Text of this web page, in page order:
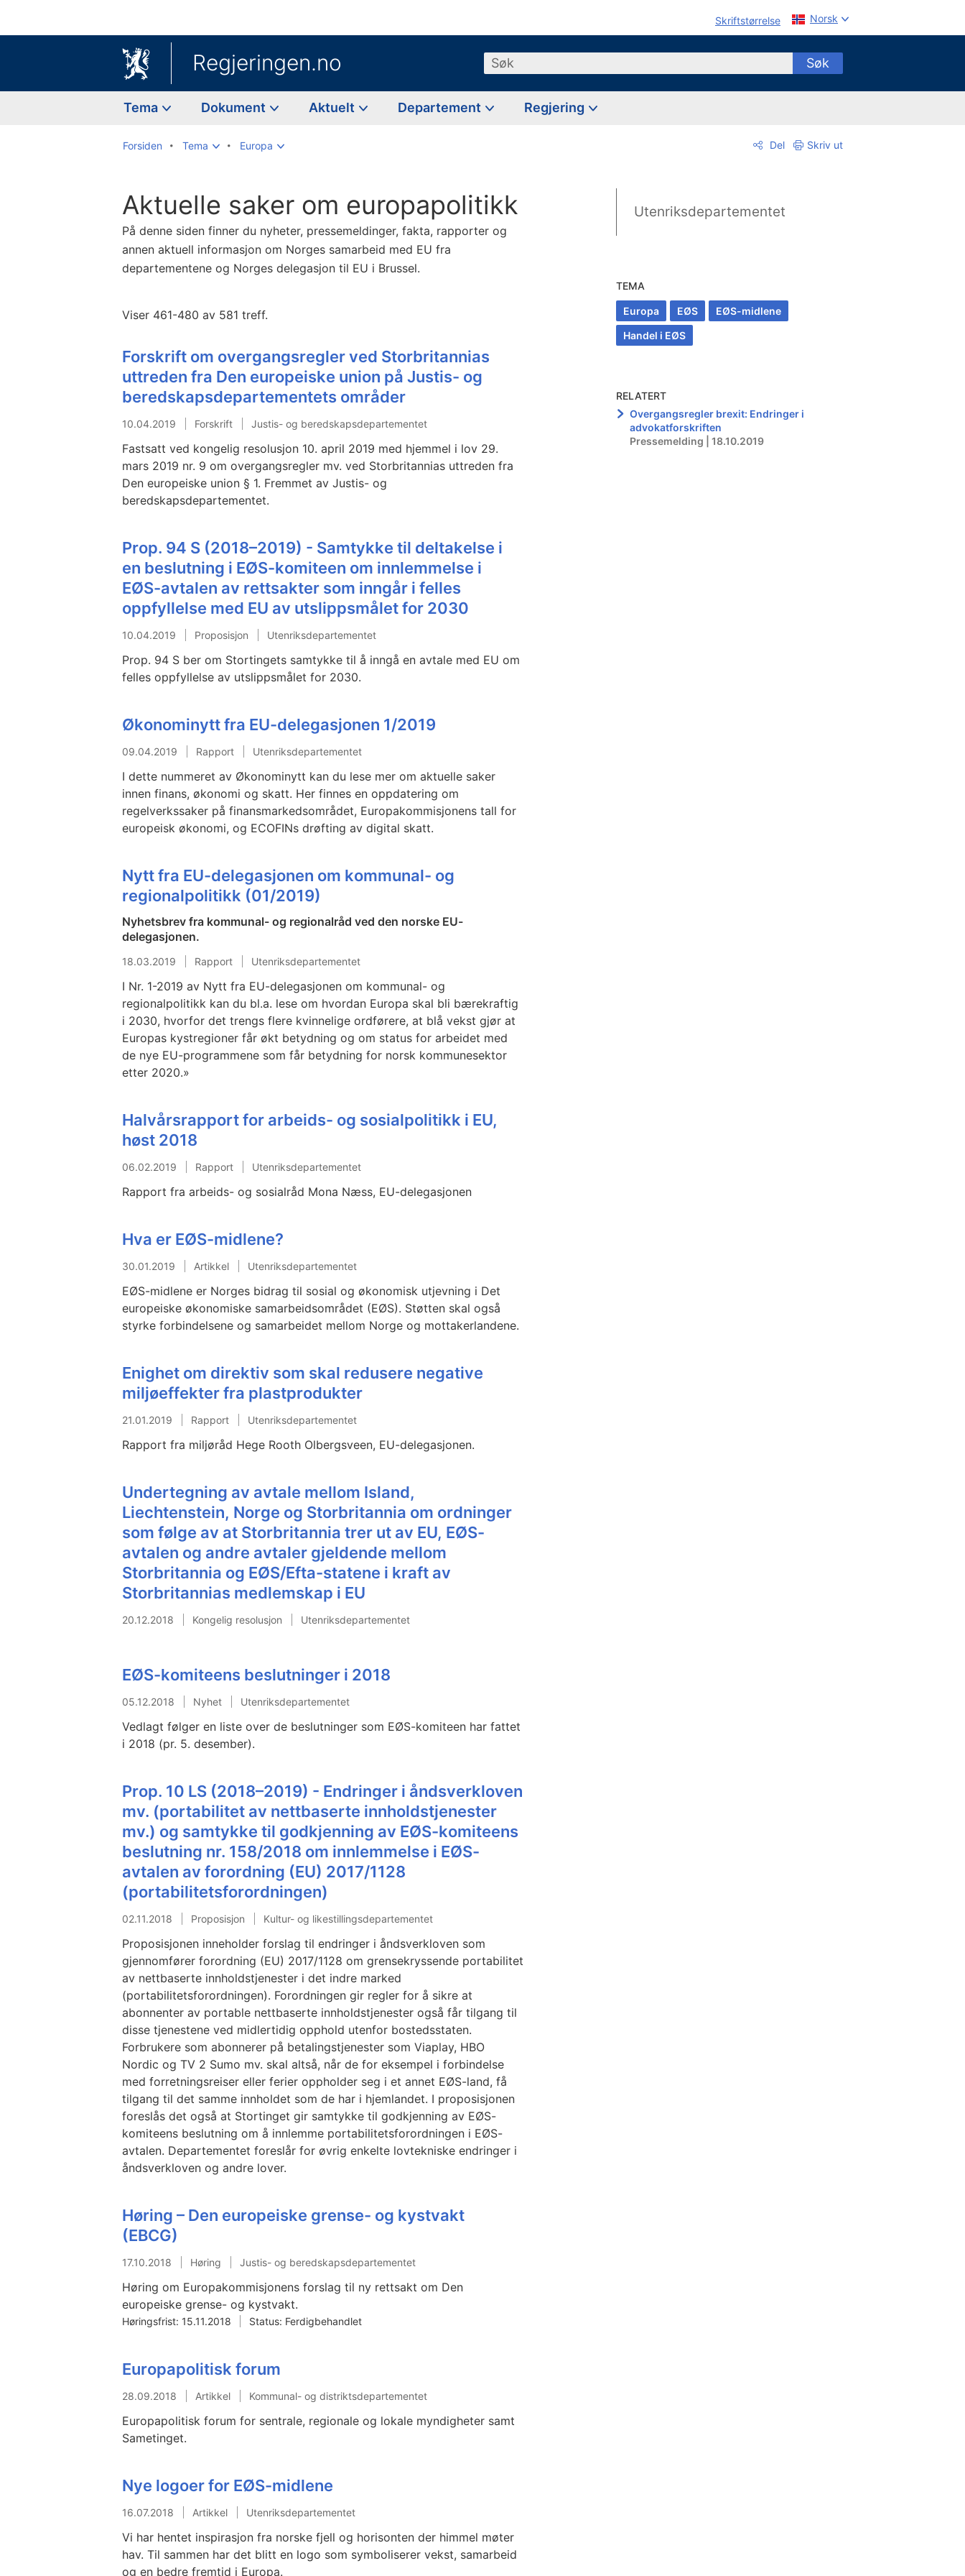
Skriftstørrelse Norsk
Regjeringen.no Søk Søk
Tema Dokument Aktuelt Departement Regjering
Forsiden Tema Europa Del Skriv ut
Aktuelle saker om europapolitikk
På denne siden finner du nyheter, pressemeldinger, fakta, rapporter og
annen aktuell informasjon om Norges samarbeid med EU fra
departementene og Norges delegasjon til EU i Brussel.
Viser 461-480 av 581 treff.
Forskrift om overgangsregler ved Storbritannias
uttreden fra Den europeiske union på Justis- og
beredskapsdepartementets områder
10.04.2019 Forskrift Justis- og beredskapsdepartementet
Fastsatt ved kongelig resolusjon 10. april 2019 med hjemmel i lov 29.
mars 2019 nr. 9 om overgangsregler mv. ved Storbritannias uttreden fra
Den europeiske union § 1. Fremmet av Justis- og
beredskapsdepartementet.
Prop. 94 S (2018–2019) - Samtykke til deltakelse i
en beslutning i EØS-komiteen om innlemmelse i
EØS-avtalen av rettsakter som inngår i felles
oppfyllelse med EU av utslippsmålet for 2030
10.04.2019 Proposisjon Utenriksdepartementet
Prop. 94 S ber om Stortingets samtykke til å inngå en avtale med EU om
felles oppfyllelse av utslippsmålet for 2030.
Økonominytt fra EU-delegasjonen 1/2019
09.04.2019 Rapport Utenriksdepartementet
I dette nummeret av Økonominytt kan du lese mer om aktuelle saker
innen finans, økonomi og skatt. Her finnes en oppdatering om
regelverkssaker på finansmarkedsområdet, Europakommisjonens tall for
europeisk økonomi, og ECOFINs drøfting av digital skatt.
Nytt fra EU-delegasjonen om kommunal- og
regionalpolitikk (01/2019)
Nyhetsbrev fra kommunal- og regionalråd ved den norske EU-
delegasjonen.
18.03.2019 Rapport Utenriksdepartementet
I Nr. 1-2019 av Nytt fra EU-delegasjonen om kommunal- og
regionalpolitikk kan du bl.a. lese om hvordan Europa skal bli bærekraftig
i 2030, hvorfor det trengs flere kvinnelige ordførere, at blå vekst gjør at
Europas kystregioner får økt betydning og om status for arbeidet med
de nye EU-programmene som får betydning for norsk kommunesektor
etter 2020.»
Halvårsrapport for arbeids- og sosialpolitikk i EU,
høst 2018
06.02.2019 Rapport Utenriksdepartementet
Rapport fra arbeids- og sosialråd Mona Næss, EU-delegasjonen
Hva er EØS-midlene?
30.01.2019 Artikkel Utenriksdepartementet
EØS-midlene er Norges bidrag til sosial og økonomisk utjevning i Det
europeiske økonomiske samarbeidsområdet (EØS). Støtten skal også
styrke forbindelsene og samarbeidet mellom Norge og mottakerlandene.
Enighet om direktiv som skal redusere negative
miljøeffekter fra plastprodukter
21.01.2019 Rapport Utenriksdepartementet
Rapport fra miljøråd Hege Rooth Olbergsveen, EU-delegasjonen.
Undertegning av avtale mellom Island,
Liechtenstein, Norge og Storbritannia om ordninger
som følge av at Storbritannia trer ut av EU, EØS-
avtalen og andre avtaler gjeldende mellom
Storbritannia og EØS/Efta-statene i kraft av
Storbritannias medlemskap i EU
20.12.2018 Kongelig resolusjon Utenriksdepartementet
EØS-komiteens beslutninger i 2018
05.12.2018 Nyhet Utenriksdepartementet
Vedlagt følger en liste over de beslutninger som EØS-komiteen har fattet
i 2018 (pr. 5. desember).
Prop. 10 LS (2018–2019) - Endringer i åndsverkloven
mv. (portabilitet av nettbaserte innholdstjenester
mv.) og samtykke til godkjenning av EØS-komiteens
beslutning nr. 158/2018 om innlemmelse i EØS-
avtalen av forordning (EU) 2017/1128
(portabilitetsforordningen)
02.11.2018 Proposisjon Kultur- og likestillingsdepartementet
Proposisjonen inneholder forslag til endringer i åndsverkloven som
gjennomfører forordning (EU) 2017/1128 om grensekryssende portabilitet
av nettbaserte innholdstjenester i det indre marked
(portabilitetsforordningen). Forordningen gir regler for å sikre at
abonnenter av portable nettbaserte innholdstjenester også får tilgang til
disse tjenestene ved midlertidig opphold utenfor bostedsstaten.
Forbrukere som abonnerer på betalingstjenester som Viaplay, HBO
Nordic og TV 2 Sumo mv. skal altså, når de for eksempel i forbindelse
med forretningsreiser eller ferier oppholder seg i et annet EØS-land, få
tilgang til det samme innholdet som de har i hjemlandet. I proposisjonen
foreslås det også at Stortinget gir samtykke til godkjenning av EØS-
komiteens beslutning om å innlemme portabilitetsforordningen i EØS-
avtalen. Departementet foreslår for øvrig enkelte lovtekniske endringer i
åndsverkloven og andre lover.
Høring – Den europeiske grense- og kystvakt
(EBCG)
17.10.2018 Høring Justis- og beredskapsdepartementet
Høring om Europakommisjonens forslag til ny rettsakt om Den
europeiske grense- og kystvakt.
Høringsfrist: 15.11.2018 Status: Ferdigbehandlet
Europapolitisk forum
28.09.2018 Artikkel Kommunal- og distriktsdepartementet
Europapolitisk forum for sentrale, regionale og lokale myndigheter samt
Sametinget.
Nye logoer for EØS-midlene
16.07.2018 Artikkel Utenriksdepartementet
Vi har hentet inspirasjon fra norske fjell og horisonten der himmel møter
hav. Til sammen har det blitt en logo som symboliserer vekst, samarbeid
og en bedre fremtid i Europa.
Utenriksdepartementet
TEMA
Europa EØS
EØS-midlene
Handel i EØS
RELATERT
Overgangsregler brexit: Endringer i
advokatforskriften
Pressemelding | 18.10.2019